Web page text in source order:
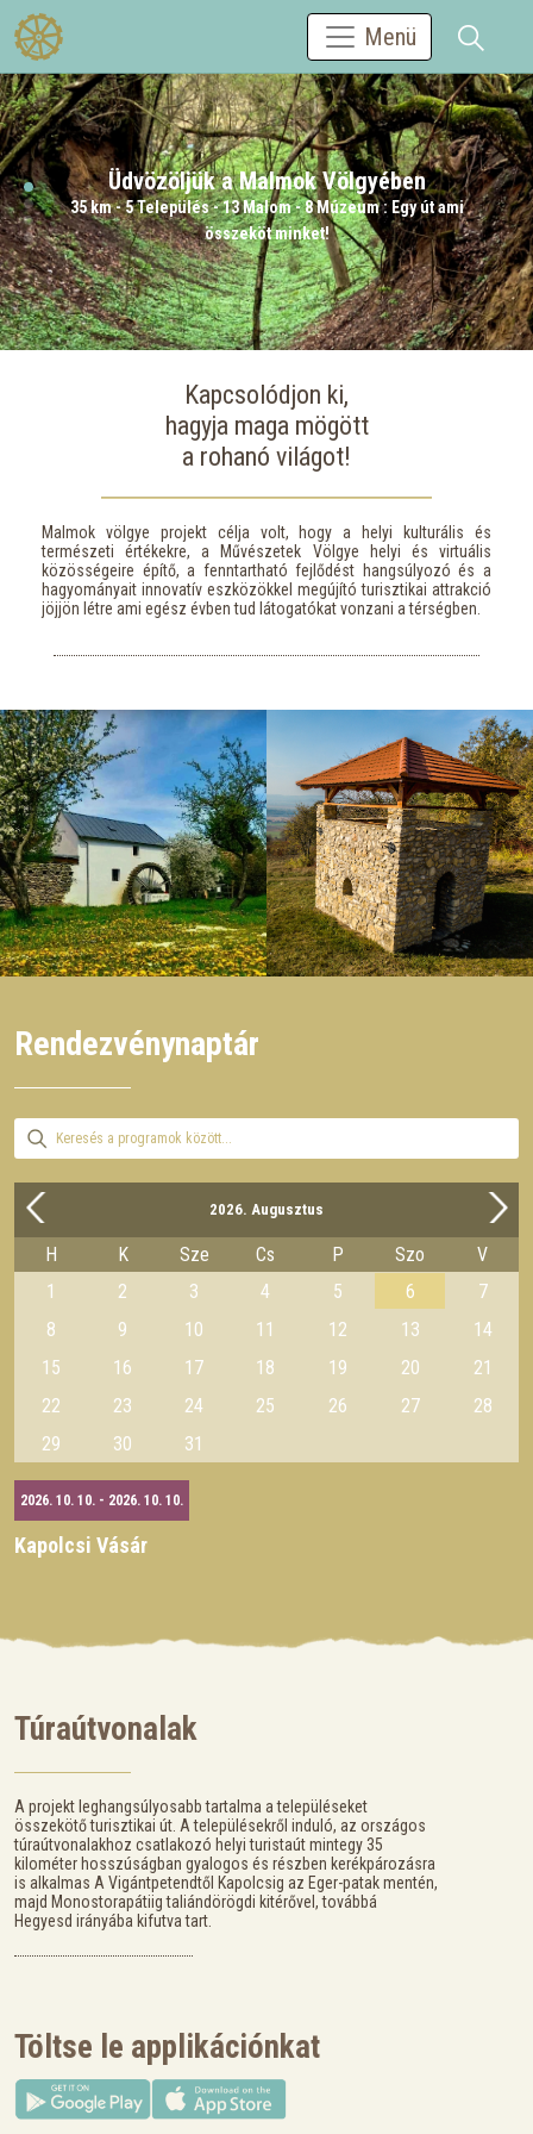
Menü
Üdvözöljük a Malmok Völgyében
35 km - 5 Település - 13 Malom - 8 Múzeum : Egy út ami
összeköt minket!
Kapcsolódjon ki,
hagyja maga mögött
a rohanó világot!
Malmok völgye projekt célja volt, hogy a helyi kulturális és
természeti értékekre, a Művészetek Völgye helyi és virtuális
közösségeire építő, a fenntartható fejlődést hangsúlyozó és a
hagyományait innovatív eszközökkel megújító turisztikai attrakció
jöjjön létre ami egész évben tud látogatókat vonzani a térségben.
Rendezvénynaptár
2026. Augusztus
H K Sze Cs P Szo
V
1
2 3 4 5 6
7
8
9 10 11 12 13
14
15
16 17 18 19 20
21
22
23 24 25 26 27
28
29
30 31
2026. 10. 10. - 2026. 10. 10.
Kapolcsi Vásár
Túraútvonalak
A projekt leghangsúlyosabb tartalma a településeket
összekötő turisztikai út. A településekről induló, az országos
túraútvonalakhoz csatlakozó helyi turistaút mintegy 35
kilométer hosszúságban gyalogos és részben kerékpározásra
is alkalmas A Vigántpetendtől Kapolcsig az Eger-patak mentén,
majd Monostorapátiig taliándörögdi kitérővel, továbbá
Hegyesd irányába kifutva tart.
Töltse le applikációnkat